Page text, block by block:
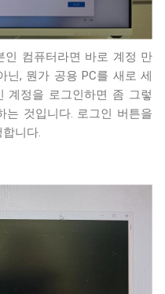
인 컴퓨터라면 바로 계정 만
닌, 뭔가 공용 PC를 새로 세
계정을 로그인하면 좀 그렇
는 것입니다. 로그인 버튼을
니다.